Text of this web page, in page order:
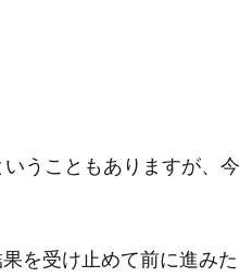
うこともありますが、今
を受け止めて前に進みた